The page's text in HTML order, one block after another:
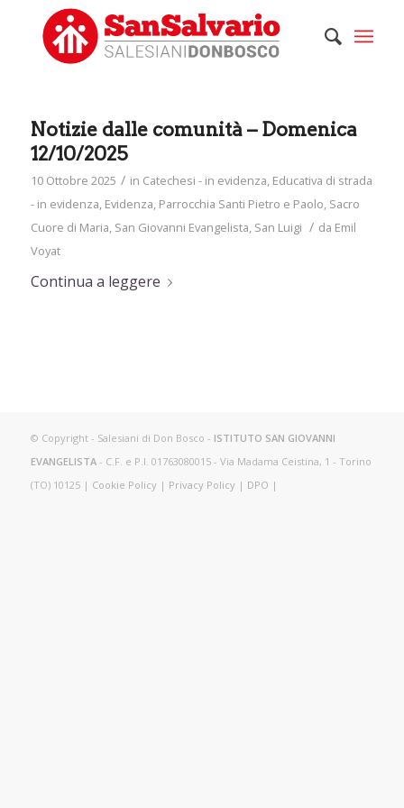
Notizie dalle comunità – Domenica
12/10/2025
10 Ottobre 2025 / in Catechesi - in evidenza, Educativa di strada
- in evidenza, Evidenza, Parrocchia Santi Pietro e Paolo, Sacro
Cuore di Maria, San Giovanni Evangelista, San Luigi / da Emil
Voyat
Continua a leggere
© Copyright - Salesiani di Don Bosco - ISTITUTO SAN GIOVANNI
EVANGELISTA- C.F. e P.I. 01763080015 - Via Madama Ceistina, 1 - Torino
(TO) 10125 | Cookie Policy| Privacy Policy| DPO |